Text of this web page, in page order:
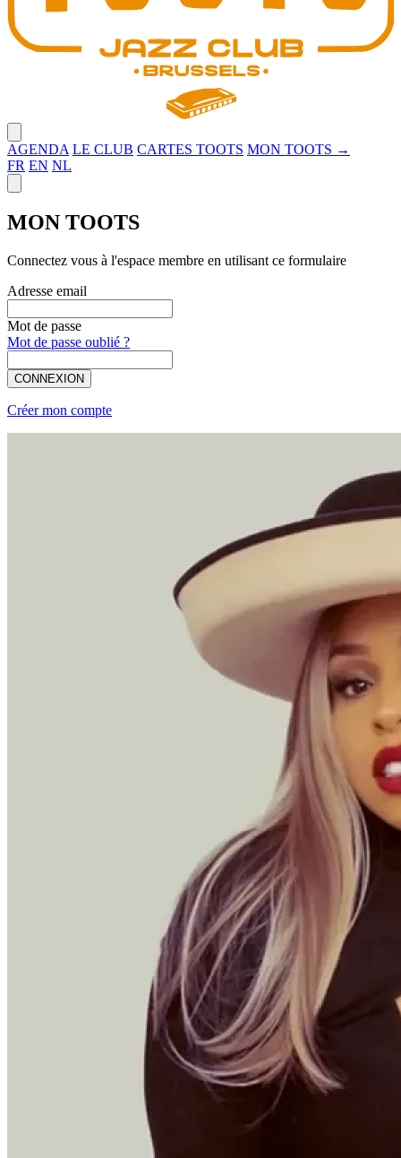
AGENDA LE CLUB CARTES TOOTS MON TOOTS →
FR EN NL
MON TOOTS
Connectez vous à l'espace membre en utilisant ce formulaire
Adresse email
Mot de passe
Mot de passe oublié ?
CONNEXION
Créer mon compte